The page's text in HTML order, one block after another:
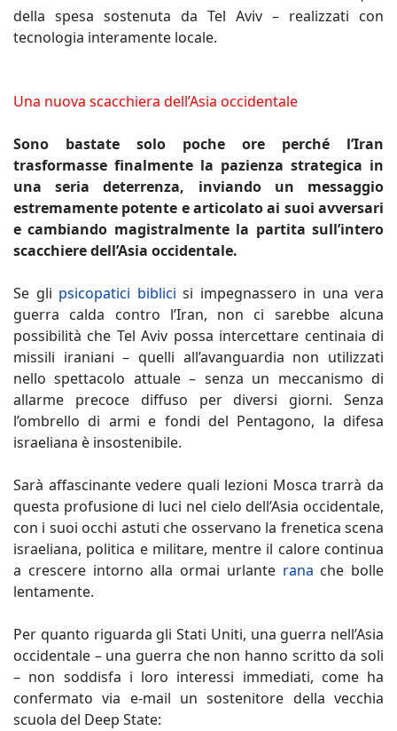
della spesa sostenuta da Tel Aviv – realizzati con
tecnologia interamente locale.
Una nuova scacchiera dell’Asia occidentale
Sono bastate solo poche ore perché l’Iran
trasformasse finalmente la pazienza strategica in
una seria deterrenza, inviando un messaggio
estremamente potente e articolato ai suoi avversari
e cambiando magistralmente la partita sull’intero
scacchiere dell’Asia occidentale.
Se gli psicopatici biblici si impegnassero in una vera
guerra calda contro l’Iran, non ci sarebbe alcuna
possibilità che Tel Aviv possa intercettare centinaia di
missili iraniani – quelli all’avanguardia non utilizzati
nello spettacolo attuale – senza un meccanismo di
allarme precoce diffuso per diversi giorni. Senza
l’ombrello di armi e fondi del Pentagono, la difesa
israeliana è insostenibile.
Sarà affascinante vedere quali lezioni Mosca trarrà da
questa profusione di luci nel cielo dell’Asia occidentale,
con i suoi occhi astuti che osservano la frenetica scena
israeliana, politica e militare, mentre il calore continua
a crescere intorno alla ormai urlanterana che bolle
lentamente.
Per quanto riguarda gli Stati Uniti, una guerra nell’Asia
occidentale – una guerra che non hanno scritto da soli
– non soddisfa i loro interessi immediati, come ha
confermato via e-mail un sostenitore della vecchia
scuola del Deep State: